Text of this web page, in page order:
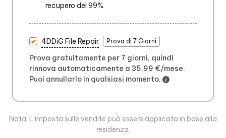
recupero del 99%
4DDiG File Repair Prova di 7 Giorni
Prova gratuitamente per 7 giorni, quindi
rinnova automaticamente a 35,99 €/mese.
Puoi annullarlo in qualsiasi momento.
Nota: L'imposta sulle vendite può essere applicata in base alla
residenza.